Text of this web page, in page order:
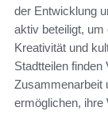
der Entwicklung
aktiv beteiligt,
Kreativität und
Stadtteilen finden
Zusammenarbeit
ermöglichen, ihre